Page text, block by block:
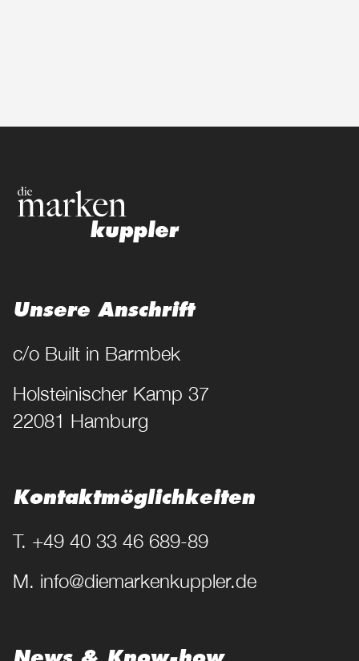
Unsere Anschrift
c/o Built in Barmbek
Holsteinischer Kamp 37
22081 Hamburg
Kontakt­möglichkeiten
T. +49 40 33 46 689-89
M. info@diemarkenkuppler.de